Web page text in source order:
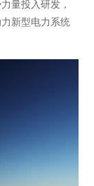
量投入研发，
新型电力系统